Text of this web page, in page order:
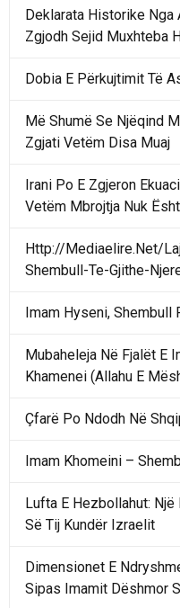
Deklarata Historike Nga
Zgjodh Sejid Muxhteba
Dobia E Përkujtimit Të
Më Shumë Se Njëqind
Zgjati Vetëm Disa Muaj
Irani Po E Zgjeron
Vetëm Mbrojtja Nuk
Http://Mediaelire.Net/
Shembull-Te-Gjithe-
Imam Hyseni, Shembull
Mubaheleja Në Fjalët E
Khamenei (Allahu E
Çfarë Po Ndodh Në
Imam Khomeini –
Lufta E Hezbollahut:
Së Tij Kundër Izraelit
Dimensionet E
Sipas Imamit Dëshmor